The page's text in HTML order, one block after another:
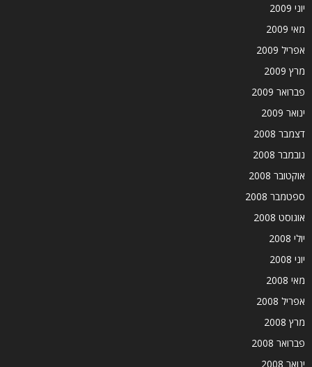
יוני 2009
מאי 2009
אפריל 2009
מרץ 2009
פברואר 2009
ינואר 2009
דצמבר 2008
נובמבר 2008
אוקטובר 2008
ספטמבר 2008
אוגוסט 2008
יולי 2008
יוני 2008
מאי 2008
אפריל 2008
מרץ 2008
פברואר 2008
ינואר 2008